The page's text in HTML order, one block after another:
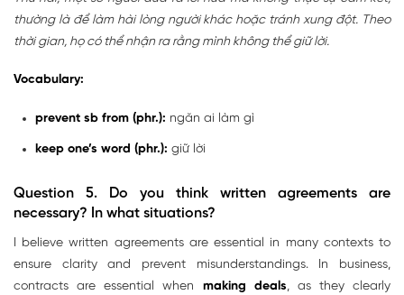
thường là để làm hài lòng người khác hoặc tránh xung đột. Theo
thời gian, họ có thể nhận ra rằng mình không thể giữ lời.
Vocabulary:
prevent sb from (phr.): ngăn ai làm gì
keep one’s word (phr.): giữ lời
Question 5.
Do you think written agreements are
necessary? In what situations?
I believe written agreements are essential in many contexts to
ensure clarity and prevent misunderstandings. In business,
contracts are essential when making deals, as they clearly